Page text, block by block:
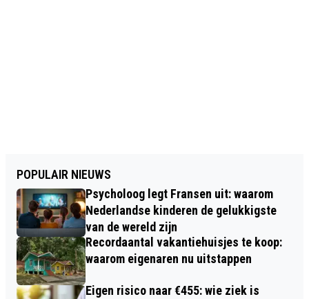
POPULAIR NIEUWS
Psycholoog legt Fransen uit: waarom
Nederlandse kinderen de gelukkigste
van de wereld zijn
Recordaantal vakantiehuisjes te koop:
waarom eigenaren nu uitstappen
Eigen risico naar €455: wie ziek is